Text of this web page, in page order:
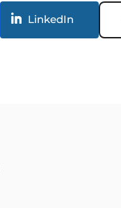
LinkedIn